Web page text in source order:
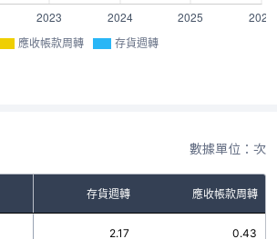
應收帳款周轉 存貨週轉
數據單位：次
存貨週轉 應收帳款周轉
2.17 0.43